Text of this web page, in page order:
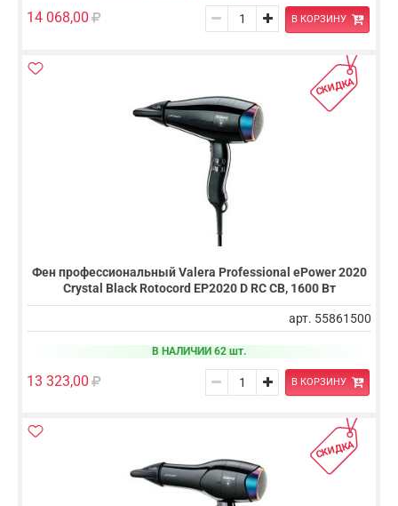
14 068,00 В КОРЗИНУ
СКИДКА
Фен профессиональный Valera Professional ePower 2020
Crystal Black Rotocord EP2020 D RC CB, 1600 Вт
арт. 55861500
В НАЛИЧИИ 62 шт.
13 323,00 В КОРЗИНУ
СКИДКА